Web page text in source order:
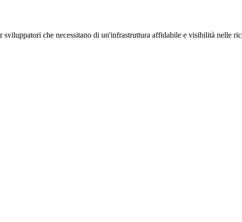
che necessitano di un'infrastruttura affidabile e visibilità nelle